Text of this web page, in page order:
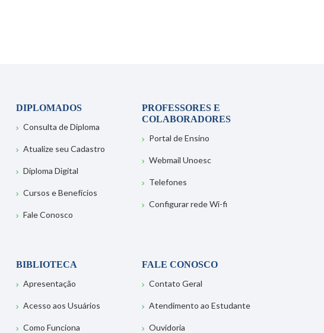
DIPLOMADOS
Consulta de Diploma
Atualize seu Cadastro
Diploma Digital
Cursos e Benefícios
Fale Conosco
PROFESSORES E
COLABORADORES
Portal de Ensino
Webmail Unoesc
Telefones
Configurar rede Wi-fi
BIBLIOTECA
Apresentação
Acesso aos Usuários
Como Funciona
FALE CONOSCO
Contato Geral
Atendimento ao Estudante
Ouvidoria